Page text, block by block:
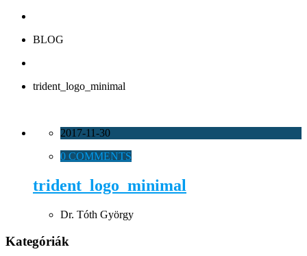
BLOG
trident_logo_minimal
2017-11-30
0 COMMENTS
trident_logo_minimal
Dr. Tóth György
Kategóriák